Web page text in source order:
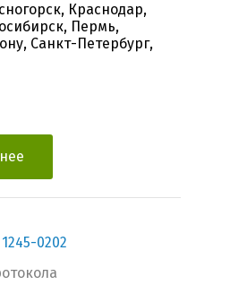
Краснодар,
Пермь,
Санкт-Петербург,
0202